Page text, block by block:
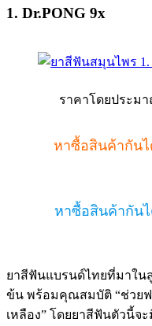
1. Dr.PONG 9x
ราคาโดยประม
หาซื้อสินค้ากันไ
หาซื้อสินค้ากันไ
ยาสีฟันแบรนด์ไทยที่มาใน
ข้น พร้อมคุณสมบัติ “ช่วย
เหลือง” โดยยาสีฟันตัวนี้จะ